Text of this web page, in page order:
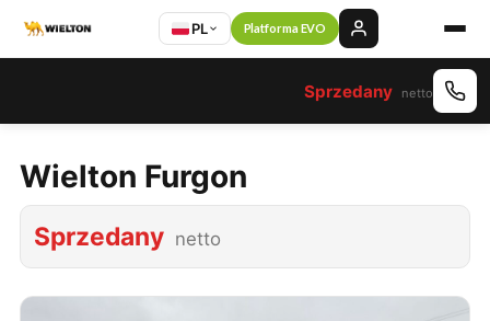
PL Platforma EVO
Sprzedany netto
Wielton Furgon
Sprzedany netto